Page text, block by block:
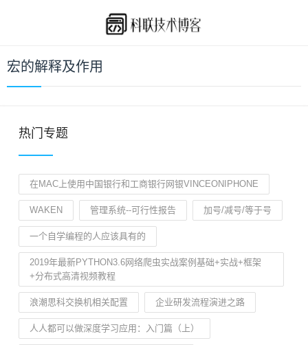
宏的解释及作用
热门专题
在MAC上使用中国银行和工商银行网银VINCEONIPHONE
WAKEN 管理系统--可行性报告 加号/减号/等于号
一个自学编程的人应该具有的
2019年最新PYTHON3.6网络爬虫实战案例基础+实战+框架
+分布式高清视频教程
浪潮思科交换机相关配置 企业研发流程演进之路
人人都可以做深度学习应用：入门篇（上）